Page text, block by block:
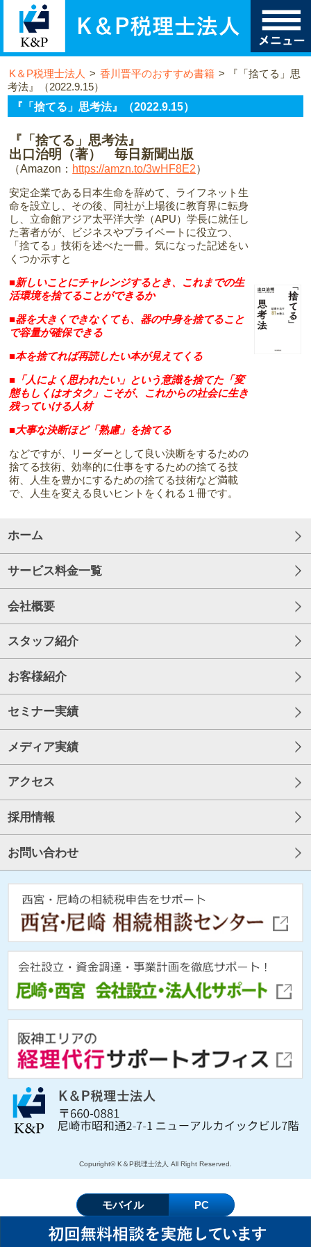
K＆P税理士法人 > 香川晋平のおすすめ書籍 >
『「捨てる」思
考法』（2022.9.15）
『「捨てる」思考法』（2022.9.15）
『「捨てる」思考法』
出口治明（著） 毎日新聞出版
（Amazon： https://amzn.to/3wHF8E2）
安定企業である日本生命を辞めて、ライフネット生
命を設立し、その後、同社が上場後に教育界に転身
し、立命館アジア太平洋大学（APU）学長に就任し
た著者がが、ビジネスやプライベートに役立つ、
「捨てる」技術を述べた一冊。気になった記述をい
くつか示すと
■新しいことにチャレンジするとき、これまでの生
活環境を捨てることができるか
■器を大きくできなくても、器の中身を捨てること
で容量が確保できる
■本を捨てれば再読したい本が見えてくる
■ 「人によく思われたい」という意識を捨てた「変
態もしくはオタク」こそが、これからの社会に生き
残っていける人材
■大事な決断ほど「熟慮」を捨てる
などですが、リーダーとして良い決断をするための
捨てる技術、効率的に仕事をするための捨てる技
術、人生を豊かにするための捨てる技術など満載
で、人生を変える良いヒントをくれる１冊です。
ホーム
サービス料金一覧
会社概要
スタッフ紹介
お客様紹介
セミナー実績
メディア実績
アクセス
採用情報
お問い合わせ
Copuright© K＆P税理士法人 All Right Reserved.
モバイル PC